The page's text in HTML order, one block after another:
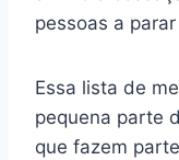
pessoas a
Essa lista de
pequena parte
que fazem